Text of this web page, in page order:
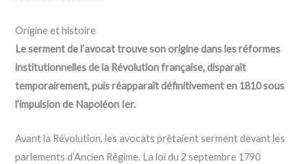
Origine et histoire
Le serment de l’avocat trouve son origine dans les réformes
institutionnelles de la Révolution française, disparaît
temporairement, puis réapparaît définitivement en 1810 sous
l’impulsion de Napoléon Ier.
Avant la Révolution, les avocats prêtaient serment devant les
parlements d’Ancien Régime. La loi du 2 septembre 1790